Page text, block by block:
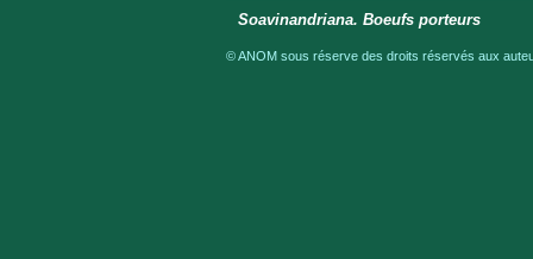
Soavinandriana. Boeufs porteurs
© ANOM sous réserve des droits réservés aux